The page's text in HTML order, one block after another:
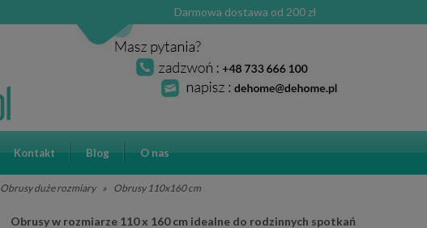
Darmowa dostawa od 200 zł
Kontakt Blog O nas
Obrusy duże rozmiary » Obrusy 110x160 cm
Obrusy w rozmiarze 110 x 160 cm idealne do rodzinnych spotkań